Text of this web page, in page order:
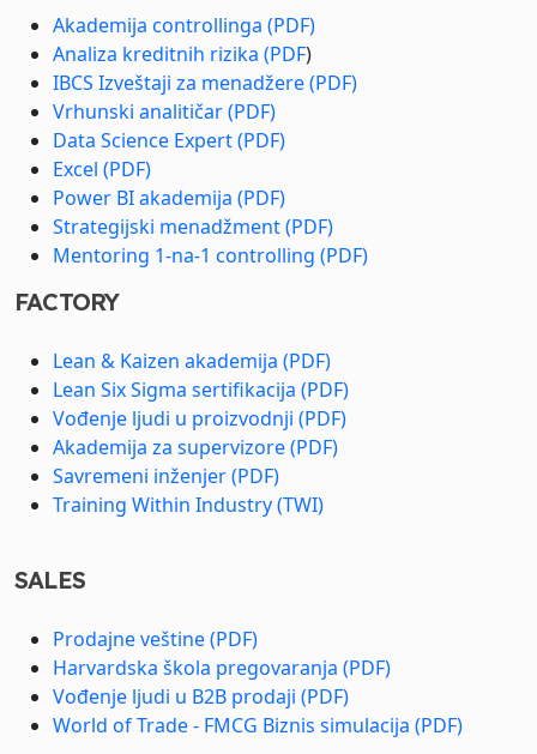
Akademija controllinga (PDF)
Analiza kreditnih rizika (PDF)
IBCS Izveštaji za menadžere (PDF)
Vrhunski analitičar (PDF)
Data Science Expert (PDF)
Excel (PDF)
Power BI akademija (PDF)
Strategijski menadžment (PDF)
Mentoring 1-na-1 controlling (PDF)
FACTORY
Lean & Kaizen akademija (PDF)
Lean Six Sigma sertifikacija (PDF)
Vođenje ljudi u proizvodnji (PDF)
Akademija za supervizore (PDF)
Savremeni inženjer (PDF)
Training Within Industry (TWI)
SALES
Prodajne veštine (PDF)
Harvardska škola pregovaranja (PDF)
Vođenje ljudi u B2B prodaji (PDF)
World of Trade - FMCG Biznis simulacija (PDF)